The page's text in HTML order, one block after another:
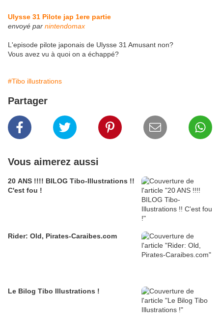
Ulysse 31 Pilote jap 1ere partie
envoyé par nintendomax
L'episode pilote japonais de Ulysse 31 Amusant non?
Vous avez vu à quoi on a échappé?
#Tibo illustrations
Partager
Vous aimerez aussi
20 ANS !!!! BILOG Tibo-Illustrations !!
C'est fou !
Rider: Old, Pirates-Caraibes.com
Le Bilog Tibo Illustrations !